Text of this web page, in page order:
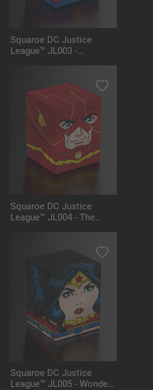
Squaroe DC Justice
League™ JL003 -
Squaroe DC Justice
League™ JL004 - The
Squaroe DC Justice
League™ JL005 - Wonder